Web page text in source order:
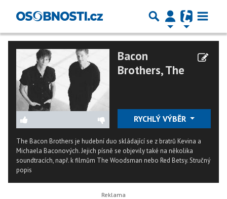
Bacon
Brothers, The
RYCHLÝ VÝBĚR
The Bacon Brothers je hudební duo skládající se z bratrů Kevina a
Michaela Baconových. Jejich písně se objevily také na několika
soundtracích, např. k filmům The Woodsman nebo Red Betsy.Stručný
popis